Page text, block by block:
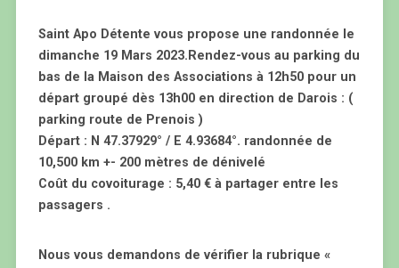
Saint Apo Détente vous propose une randonnée le
dimanche 19 Mars 2023.Rendez-vous au parking du
bas de la Maison des Associations à 12h50 pour un
départ groupé dès 13h00 en direction de Darois : (
parking route de Prenois )
Départ : N 47.37929° / E 4.93684°. randonnée de
10,500 km +- 200 mètres de dénivelé
Coût du covoiturage : 5,40 € à partager entre les
passagers .
Nous vous demandons de vérifier la rubrique «